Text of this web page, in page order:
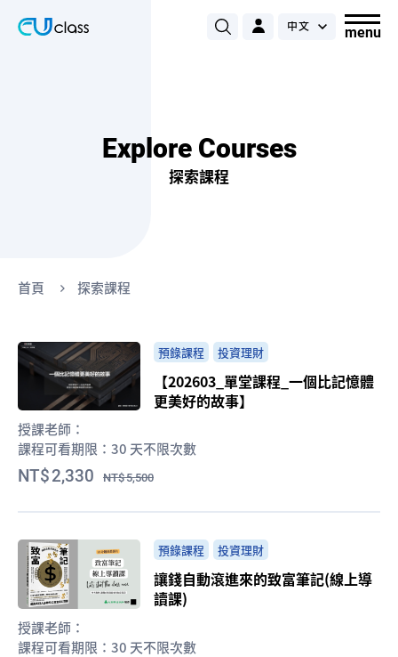
Explore Courses
探索課程
首頁 探索課程
預錄課程 投資理財
【202603_單堂課程_一個比記憶體
更美好的故事】
授課老師：
課程可看期限： 30 天不限次數
2,330 5,500
預錄課程 投資理財
讓錢自動滾進來的致富筆記(線上導
讀課)
授課老師：
課程可看期限： 30 天不限次數